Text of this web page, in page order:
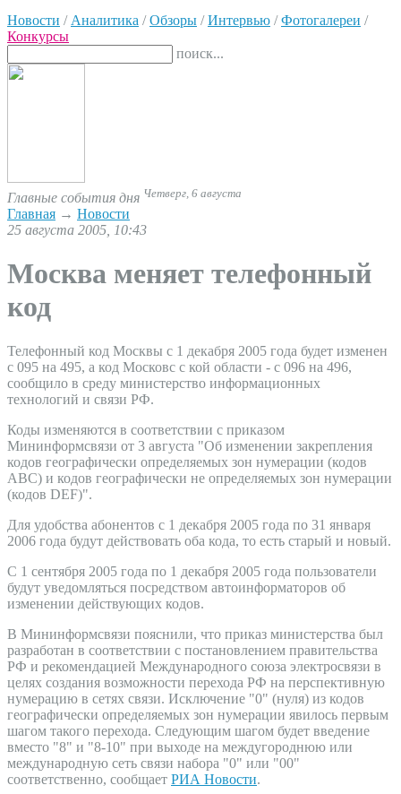
Новости / Аналитика /Обзоры /Интервью /Фотогалереи /
Конкурсы
поиск...
Главные события дня Четверг, 6 августа
Главная → Новости
25 августа 2005, 10:43
Москва меняет телефонный
код
Телефонный код Москвы с 1 декабря 2005 года будет изменен
с 095 на 495, а код Московс с кой области - с 096 на 496,
сообщило в среду министерство информационных
технологий и связи РФ.
Коды изменяются в соответствии с приказом
Мининформсвязи от 3 августа "Об изменении закрепления
кодов географически определяемых зон нумерации (кодов
ABC) и кодов географически не определяемых зон нумерации
(кодов DEF)".
Для удобства абонентов с 1 декабря 2005 года по 31 января
2006 года будут действовать оба кода, то есть старый и новый.
С 1 сентября 2005 года по 1 декабря 2005 года пользователи
будут уведомляться посредством автоинформаторов об
изменении действующих кодов.
В Мининформсвязи пояснили, что приказ министерства был
разработан в соответствии с постановлением правительства
РФ и рекомендацией Международного союза электросвязи в
целях создания возможности перехода РФ на перспективную
нумерацию в сетях связи. Исключение "0" (нуля) из кодов
географически определяемых зон нумерации явилось первым
шагом такого перехода. Следующим шагом будет введение
вместо "8" и "8-10" при выходе на междугороднюю или
международную сеть связи набора "0" или "00"
соответственно, сообщает РИА Новости.